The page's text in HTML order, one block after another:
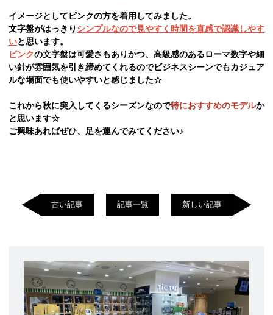
イメージとしてピンクの方を着用してみました。
文字盤がはっきり シンプルなので見やすく時間を直感で認識しやす
いと思います。
ピンクの文字盤は可愛さもありかつ、高級感のあるローマ数字や細
い針が雰囲気を引き締めてくれるのでビジネスシーンでもカジュア
ルな場面でも使いやすいと感じました☆
これから秋に突入してくるシーズンなので特におすすめのモデルか
と思います☆
ご興味あればぜひ、足を運んでみてください♪
古い記事 記事一覧 新しい記事